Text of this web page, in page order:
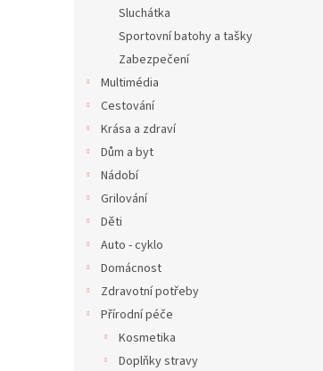
Sluchátka
Sportovní batohy a tašky
Zabezpečení
Multimédia
Cestování
Krása a zdraví
Dům a byt
Nádobí
Grilování
Děti
Auto - cyklo
Domácnost
Zdravotní potřeby
Přírodní péče
Kosmetika
Doplňky stravy